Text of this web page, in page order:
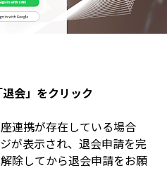
会」をクリック
連携が存在している場合
が表示され、退会申請を完
除してから退会申請をお願